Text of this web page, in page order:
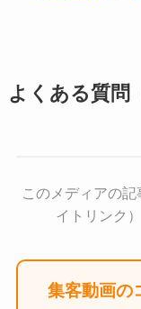
よくある質問
このメディアの
イトリンク
集客動画の